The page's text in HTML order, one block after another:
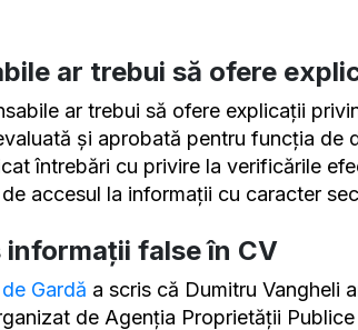
ar trebui să ofere
ar trebui să ofere explicații
și aprobată pentru funcția de
întrebări cu privire la verificările
accesul la informații cu caracter
false în CV
Gardă a scris că Dumitru Vangheli
de Agenția Proprietății